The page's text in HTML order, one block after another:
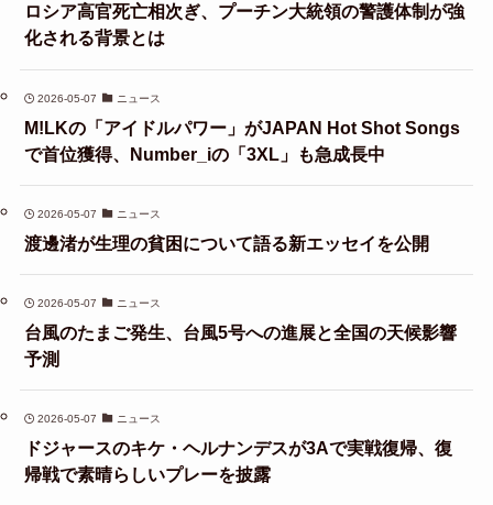
ロシア高官死亡相次ぎ、プーチン大統領の警護体制が強
化される背景とは
2026-05-07 ニュース
M!LKの「アイドルパワー」がJAPAN Hot Shot Songs
で首位獲得、Number_iの「3XL」も急成長中
2026-05-07 ニュース
渡邊渚が生理の貧困について語る新エッセイを公開
2026-05-07 ニュース
台風のたまご発生、台風5号への進展と全国の天候影響
予測
2026-05-07 ニュース
ドジャースのキケ・ヘルナンデスが3Aで実戦復帰、復
帰戦で素晴らしいプレーを披露